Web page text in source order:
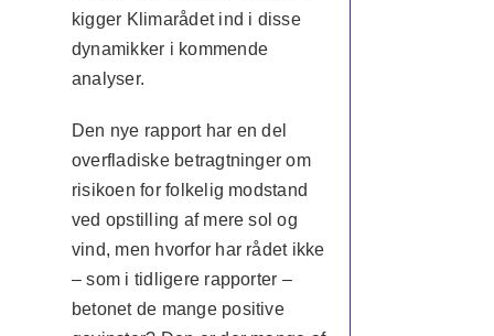
kigger Klimarådet ind i disse
dynamikker i kommende
analyser.
Den nye rapport har en del
overfladiske betragtninger om
risikoen for folkelig modstand
ved opstilling af mere sol og
vind, men hvorfor har rådet ikke
– som i tidligere rapporter –
betonet de mange positive